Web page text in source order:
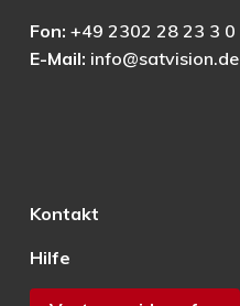
Fon: +49 2302 28 23 3 0
E-Mail: info@satvision.de
Kontakt
Hilfe